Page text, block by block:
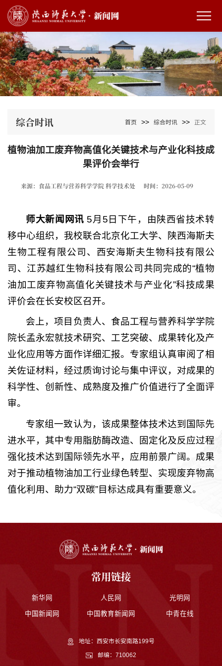
综合时讯 首页 >> 综合时讯 >> 正文
植物油加工废弃物高值化关键技术与产业化科技成
果评价会举行
来源：食品工程与营养科学学院 科学技术处 时间：2026-05-09
师大新闻网讯 5月5日下午，由陕西省技术转
移中心组织，我校联合北京化工大学、陕西海斯夫
生物工程有限公司、西安海斯夫生物科技有限公
司、江苏越红生物科技有限公司共同完成的“植物
油加工废弃物高值化关键技术与产业化”科技成果
评价会在长安校区召开。
会上，项目负责人、食品工程与营养科学学院
院长孟永宏就技术研究、工艺突破、成果转化及产
业化应用等方面作详细汇报。专家组认真审阅了相
关佐证材料，经过质询讨论与集中评议，对成果的
科学性、创新性、成熟度及推广价值进行了全面评
审。
专家组一致认为，该成果整体技术达到国际先
进水平，其中专用脂肪酶改造、固定化及反应过程
强化技术达到国际领先水平，应用前景广阔。成果
对于推动植物油加工行业绿色转型、实现废弃物高
值化利用、助力“双碳”目标达成具有重要意义。
常用链接
新华网 人民网 光明网
中国新闻网 中国教育新闻网 中青在线
地址：西安市长安南路199号
邮编：710062